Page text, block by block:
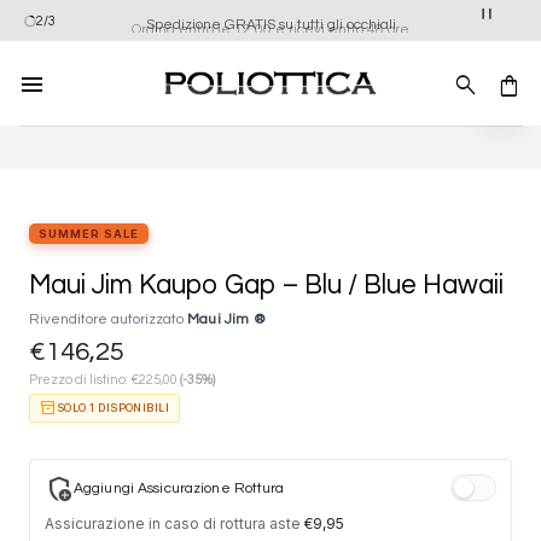
Salta
ai
contenuti
2/3
Spedizione GRATIS su tutti gli occhiali
Ordina entro le 12:00 e ricevi entro 48 ore
SUMMER SALE
Maui Jim Kaupo Gap – Blu / Blue Hawaii
Rivenditore autorizzato Maui Jim ®
€146,25
Prezzo di listino: €225,00 (-35%)
inventory_2 SOLO 1 DISPONIBILI
add_moderatorAggiungi Assicurazione Rottura
Assicurazione in caso di rottura aste €9,95